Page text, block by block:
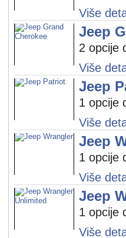
Više
Jeep
2 opcije
Više
Jeep
1 opcije
Više
Jeep
1 opcije
Više
Jeep
1 opcije
Više